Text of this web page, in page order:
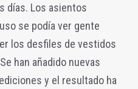
días. Los asientos
se podía ver gente
los desfiles de vestidos
han añadido nuevas
y el resultado ha